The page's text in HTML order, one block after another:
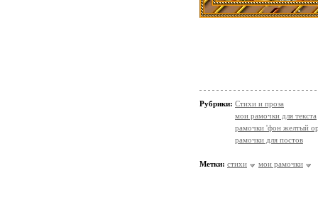
Рубрики: Стихи и проза
мои рамочки для текста
рамочки 'фон желтый
рамочки для постов
Метки: стихи мои рамочки